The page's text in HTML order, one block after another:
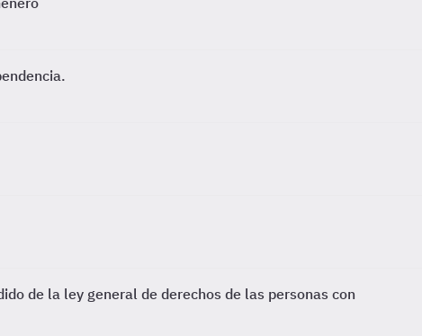
de la ley general de derechos de las personas con